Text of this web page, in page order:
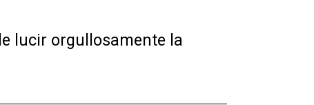
lucir orgullosamente la